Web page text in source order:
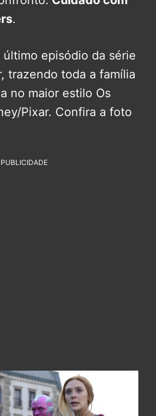
.
último episódio da série
trazendo toda a família
no maior estilo Os
Pixar. Confira a foto
PUBLICIDADE